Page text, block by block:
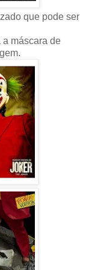
que pode ser
máscara de